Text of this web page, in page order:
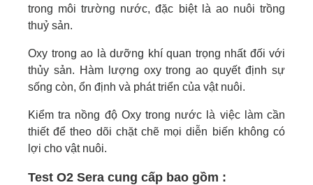
trong môi trường nước, đặc biệt là ao nuôi trồng
thuỷ sản.
Oxy trong ao là dưỡng khí quan trọng nhất đối với
thủy sản. Hàm lượng oxy trong ao quyết định sự
sống còn, ổn định và phát triển của vật nuôi.
Kiểm tra nồng độ Oxy trong nước là việc làm cần
thiết để theo dõi chặt chẽ mọi diễn biến không có
lợi cho vật nuôi.
Test O2 Sera cung cấp bao gồm :